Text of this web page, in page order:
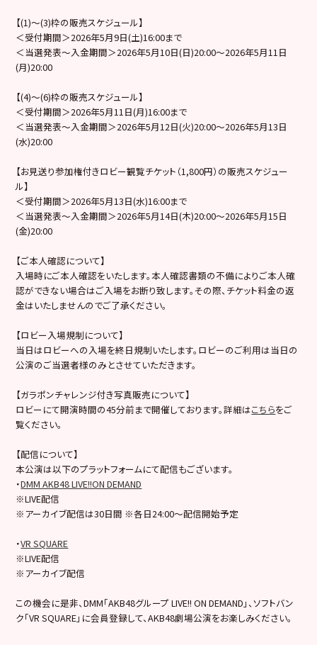
【(1)～(3)枠の販売スケジュール】
＜受付期間＞2026年5月9日(土)16:00まで
＜当選発表～入金期間＞2026年5月10日(日)20:00～2026年5月11日
(月)20:00
【(4)〜(6)枠の販売スケジュール】
＜受付期間＞2026年5月11日(月)16:00まで
＜当選発表～入金期間＞2026年5月12日(火)20:00～2026年5月13日
(水)20:00
【お見送り参加権付きロビー観覧チケット（1,800円）の販売スケジュー
ル】
＜受付期間＞2026年5月13日(水)16:00まで
＜当選発表～入金期間＞2026年5月14日(木)20:00～2026年5月15日
(金)20:00
【ご本人確認について】
入場時にご本人確認をいたします。本人確認書類の不備によりご本人確
認ができない場合はご入場をお断り致します。その際、チケット料金の返
金はいたしませんのでご了承ください。
【ロビー入場規制について】
当日はロビーへの入場を終日規制いたします。ロビーのご利用は当日の
公演のご当選者様のみとさせていただきます。
【ガラポンチャレンジ付き写真販売について】
ロビーにて開演時間の45分前まで開催しております。詳細はこちらをご
覧ください。
【配信について】
本公演は以下のプラットフォームにて配信もございます。
・DMM AKB48 LIVE!!ON DEMAND
※LIVE配信
※アーカイブ配信は30日間 ※各日24:00～配信開始予定
・VR SQUARE
※LIVE配信
※アーカイブ配信
この機会に是非、DMM「AKB48グループ LIVE!! ON DEMAND」、ソフトバン
ク「VR SQUARE」に会員登録して、AKB48劇場公演をお楽しみください。